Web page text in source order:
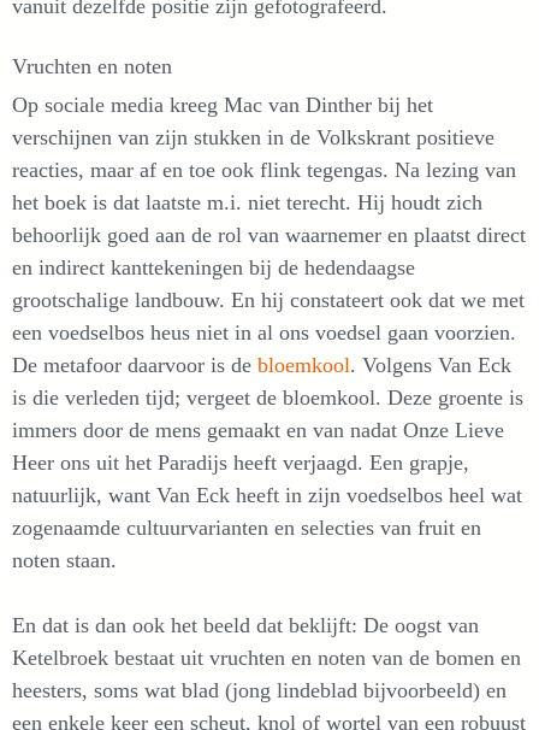
vanuit dezelfde positie zijn gefotografeerd.
Vruchten en noten
Op sociale media kreeg Mac van Dinther bij het
verschijnen van zijn stukken in de Volkskrant positieve
reacties, maar af en toe ook flink tegengas. Na lezing van
het boek is dat laatste m.i. niet terecht. Hij houdt zich
behoorlijk goed aan de rol van waarnemer en plaatst direct
en indirect kanttekeningen bij de hedendaagse
grootschalige landbouw. En hij constateert ook dat we met
een voedselbos heus niet in al ons voedsel gaan voorzien.
De metafoor daarvoor is de bloemkool. Volgens Van Eck
is die verleden tijd; vergeet de bloemkool. Deze groente is
immers door de mens gemaakt en van nadat Onze Lieve
Heer ons uit het Paradijs heeft verjaagd. Een grapje,
natuurlijk, want Van Eck heeft in zijn voedselbos heel wat
zogenaamde cultuurvarianten en selecties van fruit en
noten staan.
En dat is dan ook het beeld dat beklijft: De oogst van
Ketelbroek bestaat uit vruchten en noten van de bomen en
heesters, soms wat blad (jong lindeblad bijvoorbeeld) en
een enkele keer een scheut, knol of wortel van een robuust